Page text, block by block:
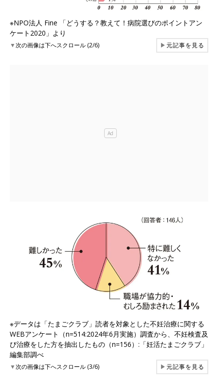
※NPO法人 Fine 「どうする？教えて！病院選びのポイントアン
ケート2020」より
▼次の画像は下へスクロール (2/6) ▶元記事を見る
※データは「たまごクラブ」読者を対象とした不妊治療に関する
WEBアンケート（n=514:2024年6月実施）調査から、不妊検査及
び治療をした方を抽出したもの（n=156）:「妊活たまごクラブ」
編集部調べ
▼次の画像は下へスクロール (3/6) ▶元記事を見る